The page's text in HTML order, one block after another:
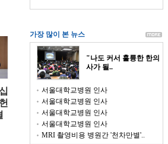
가장 많이 본 뉴스
"나도 커서 훌륭한 한의
사가 될..
서울대학교병원 인사
서울대학교병원 인사
서울대학교병원 인사
서울대학교병원 인사
MRI 촬영비용 병원간 '천차만별'..